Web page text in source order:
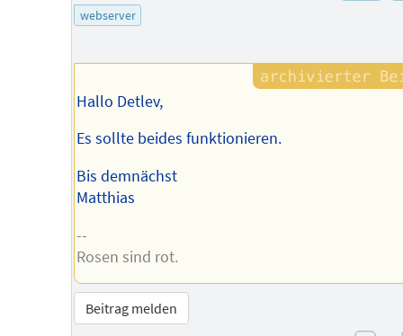
webserver
Hallo Detlev,
Es sollte beides funktionieren.
Bis demnächst
Matthias
--
Rosen sind rot.
Beitrag melden